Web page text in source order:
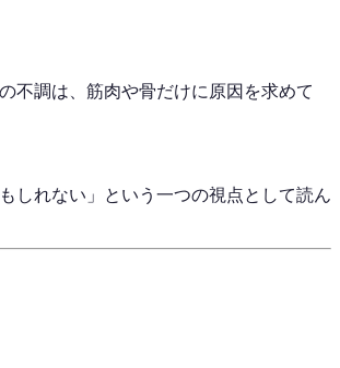
不調は、筋肉や骨だけに原因を求めて
しれない」という一つの視点として読ん